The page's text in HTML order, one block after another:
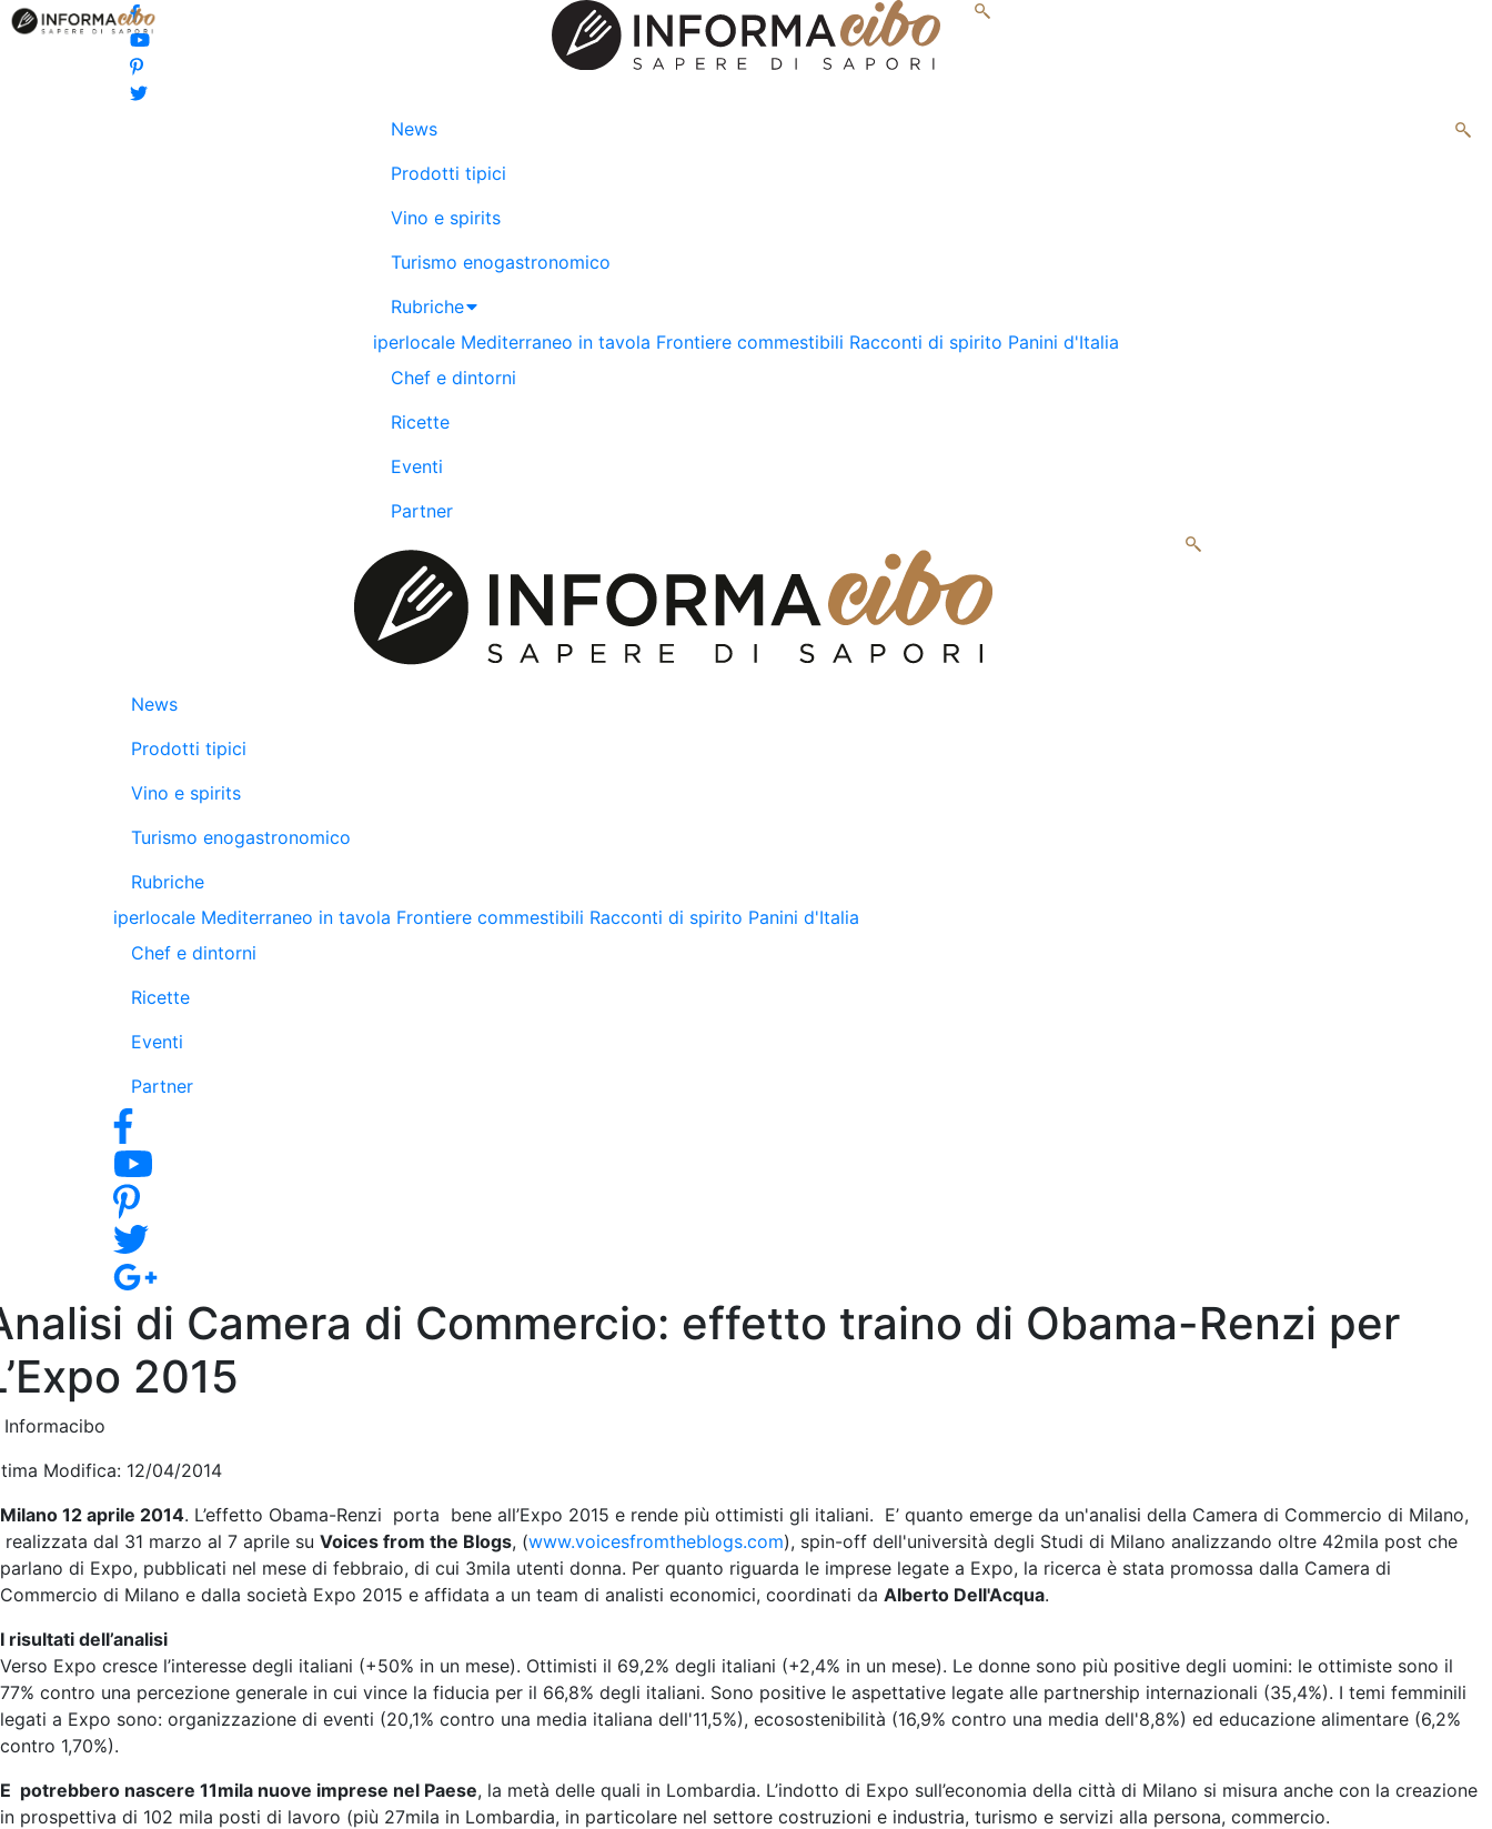
News
Prodotti tipici
Vino e spirits
Turismo enogastronomico
Rubriche
iperlocale Mediterraneo in tavola Frontiere commestibili Racconti di spirito Panini d'Italia
Chef e dintorni
Ricette
Eventi
Partner
News
Prodotti tipici
Vino e spirits
Turismo enogastronomico
Rubriche
iperlocale Mediterraneo in tavola Frontiere commestibili Racconti di spirito Panini d'Italia
Chef e dintorni
Ricette
Eventi
Partner
di Camera di Commercio: effetto traino di Obama-Renzi per
2015
Modifica: 12/04/2014
Milano 12 aprile 2014. L’effetto Obama-Renzi porta bene all’Expo 2015 e rende più ottimisti gli italiani. E’ quanto emerge da un'analisi della Camera di Commercio di Milano,
realizzata dal 31 marzo al 7 aprile su Voices from the Blogs, (www.voicesfromtheblogs.com), spin-off dell'università degli Studi di Milano analizzando oltre 42mila post che
parlano di Expo, pubblicati nel mese di febbraio, di cui 3mila utenti donna. Per quanto riguarda le imprese legate a Expo, la ricerca è stata promossa dalla Camera di
Commercio di Milano e dalla società Expo 2015 e affidata a un team di analisti economici, coordinati da Alberto Dell'Acqua.
I risultati dell’analisi
Verso Expo cresce l’interesse degli italiani (+50% in un mese). Ottimisti il 69,2% degli italiani (+2,4% in un mese). Le donne sono più positive degli uomini: le ottimiste sono il
77% contro una percezione generale in cui vince la fiducia per il 66,8% degli italiani. Sono positive le aspettative legate alle partnership internazionali (35,4%). I temi femminili
legati a Expo sono: organizzazione di eventi (20,1% contro una media italiana dell'11,5%), ecosostenibilità (16,9% contro una media dell'8,8%) ed educazione alimentare (6,2%
contro 1,70%).
E potrebbero nascere 11mila nuove imprese nel Paese, la metà delle quali in Lombardia. L’indotto di Expo sull’economia della città di Milano si misura anche con la creazione
in prospettiva di 102 mila posti di lavoro (più 27mila in Lombardia, in particolare nel settore costruzioni e industria, turismo e servizi alla persona, commercio.